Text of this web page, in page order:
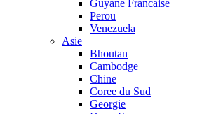
Guyane Francaise
Perou
Venezuela
Asie
Bhoutan
Cambodge
Chine
Coree du Sud
Georgie